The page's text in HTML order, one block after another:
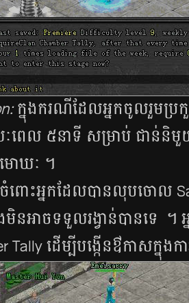
ក្នុងករណីដែលអ្នកចូលរួមប្
េល ៥នាទី សម្រាប់​​ ជាន់និមួ
ោឃៈ ។
ចំពោះអ្នកដែលបានលុបចោល
អាចទទួលរង្វាន់​បានទេ ។
Tally ដើម្បីបង្កើនឳកាសក្នុង